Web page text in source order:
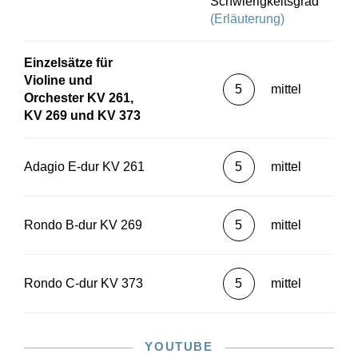
(Erläuterung)
Einzelsätze für
Violine und
Orchester KV 261,
KV 269 und KV 373
5 mittel
Adagio E-dur KV 261 5 mittel
Rondo B-dur KV 269 5 mittel
Rondo C-dur KV 373 5 mittel
YOUTUBE